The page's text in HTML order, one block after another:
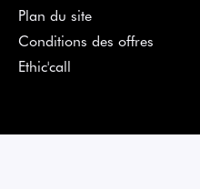
Plan du site
Conditions des offres
Ethic'call